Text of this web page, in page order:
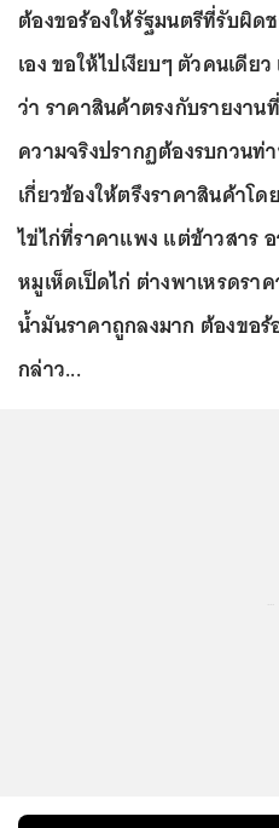
ต้องขอร้องให้รัฐมนตรีที่รับผิ
เอง ขอให้ไปเงียบๆ ตัวคนเดี
ว่า ราคาสินค้าตรงกับรายงาน
ความจริงปรากฏต้องรบกวนท่
เกี่ยวข้องให้ตรึงราคาสินค้าโ
ไข่ไก่ที่ราคาแพง แต่ข้าวสาร
หมูเห็ดเป็ดไก่ ต่างพาเหรดร
น้ำมันราคาถูกลงมาก ต้องขอ
กล่าว...